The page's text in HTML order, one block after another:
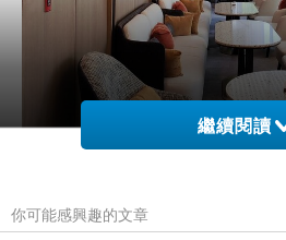
繼續閱讀
你可能感興趣的文章